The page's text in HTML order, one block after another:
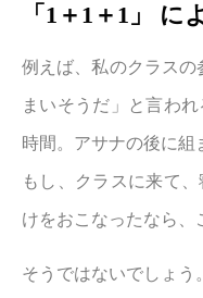
「1＋1＋1」 に
例えば、私のクラス
まいそうだ」と言わ
時間。アサナの後に組
もし、クラスに来て
けをおこなったなら、
そうではないでしょう。